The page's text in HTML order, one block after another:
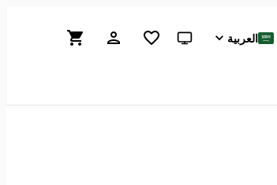
العربية سمة النظام (انقر للفاتحة)